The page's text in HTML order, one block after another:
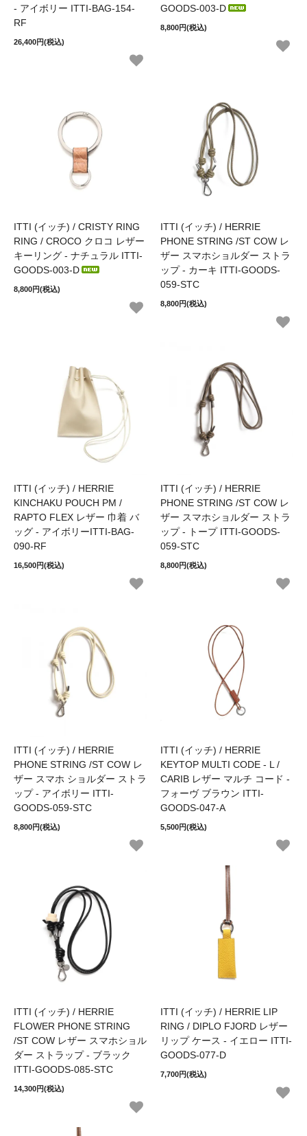
- アイボリー ITTI-BAG-154-
RF
26,400円(税込)
GOODS-003-D
8,800円(税込)
ITTI (イッチ) / CRISTY RING
RING / CROCO クロコ レザー
キーリング - ナチュラル ITTI-
GOODS-003-D
8,800円(税込)
ITTI (イッチ) / HERRIE
PHONE STRING /ST COW レ
ザー スマホショルダー ストラ
ップ - カーキ ITTI-GOODS-
059-STC
8,800円(税込)
ITTI (イッチ) / HERRIE
KINCHAKU POUCH PM /
RAPTO FLEX レザー 巾着 バ
ッグ - アイボリーITTI-BAG-
090-RF
16,500円(税込)
ITTI (イッチ) / HERRIE
PHONE STRING /ST COW レ
ザー スマホショルダー ストラ
ップ - トープ ITTI-GOODS-
059-STC
8,800円(税込)
ITTI (イッチ) / HERRIE
PHONE STRING /ST COW レ
ザー スマホ ショルダー ストラ
ップ - アイボリー ITTI-
GOODS-059-STC
8,800円(税込)
ITTI (イッチ) / HERRIE
KEYTOP MULTI CODE - L /
CARIB レザー マルチ コード -
フォーヴ ブラウン ITTI-
GOODS-047-A
5,500円(税込)
ITTI (イッチ) / HERRIE
FLOWER PHONE STRING
/ST COW レザー スマホショル
ダー ストラップ - ブラック
ITTI-GOODS-085-STC
14,300円(税込)
ITTI (イッチ) / HERRIE LIP
RING / DIPLO FJORD レザー
リップ ケース - イエロー ITTI-
GOODS-077-D
7,700円(税込)